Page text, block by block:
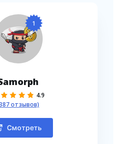
1
4.9
отзывов)
Смотреть